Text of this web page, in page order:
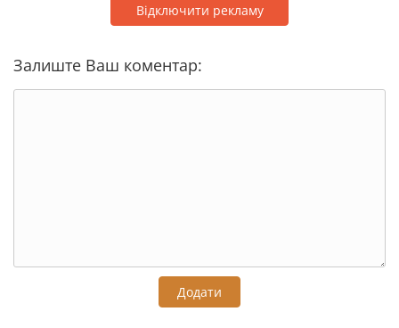
Відключити рекламу
Залиште Ваш коментар:
Додати